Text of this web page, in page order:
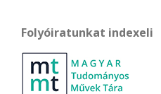
Folyóiratunkat indexeli